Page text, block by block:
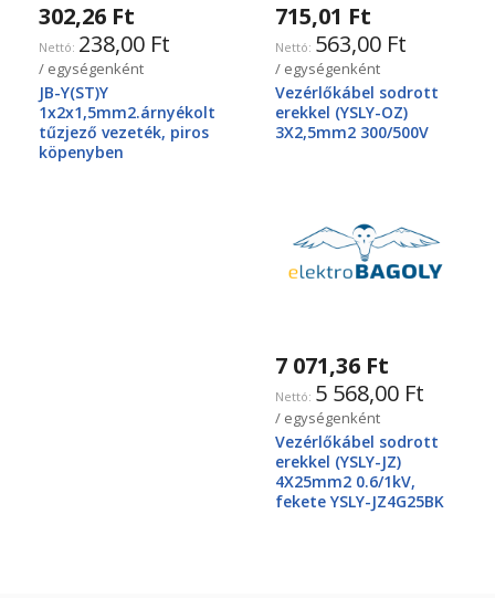
302,26 Ft
238,00 Ft
/ egységenként
JB-Y(ST)Y
1x2x1,5mm2.árnyékolt
tűzjező vezeték, piros
köpenyben
715,01 Ft
563,00 Ft
/ egységenként
Vezérlőkábel sodrott
erekkel (YSLY-OZ)
3X2,5mm2 300/500V
7 071,36 Ft
5 568,00 Ft
/ egységenként
Vezérlőkábel sodrott
erekkel (YSLY-JZ)
4X25mm2 0.6/1kV,
fekete YSLY-JZ4G25BK